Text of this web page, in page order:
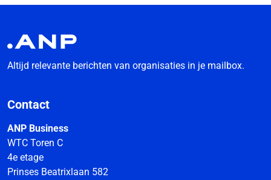
Altijd relevante berichten van organisaties in je mailbox.
Contact
ANP Business
WTC Toren C
4e etage
Prinses Beatrixlaan 582